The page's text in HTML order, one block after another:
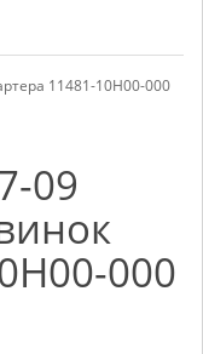
11481-10H00-000
09
000